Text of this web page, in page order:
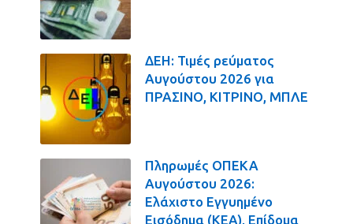
ΔΕΗ: Τιμές ρεύματος
Αυγούστου 2026 για
ΠΡΑΣΙΝΟ, ΚΙΤΡΙΝΟ, ΜΠΛΕ
Πληρωμές ΟΠΕΚΑ
Αυγούστου 2026:
Ελάχιστο Εγγυημένο
Εισόδημα (ΚΕΑ), Επίδομα